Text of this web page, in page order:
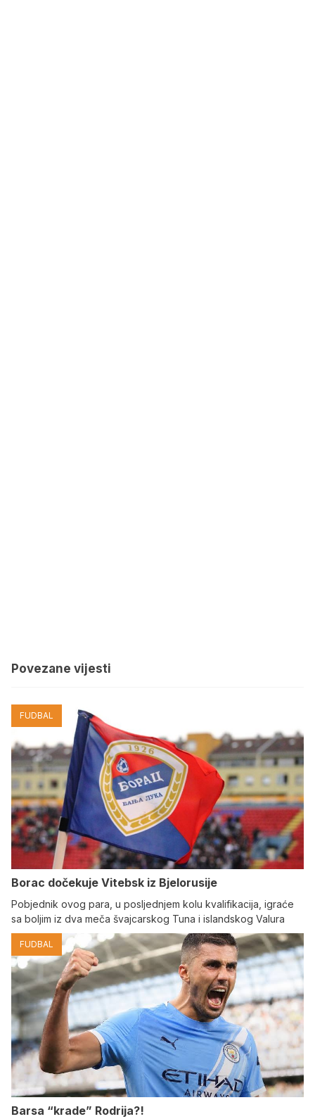
Povezane vijesti
FUDBAL
Borac dočekuje Vitebsk iz Bjelorusije
Pobjednik ovog para, u posljednjem kolu kvalifikacija, igraće
sa boljim iz dva meča švajcarskog Tuna i islandskog Valura
FUDBAL
Barsa “krade” Rodrija?!